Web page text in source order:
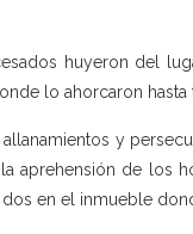
huyeron del
lo ahorcaron hasta
allanamientos y
aprehensión de los
dos en el inmueble